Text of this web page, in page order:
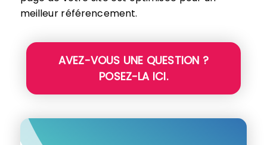
meilleur référencement.
AVEZ-VOUS UNE QUESTION ?
POSEZ-LA ICI.